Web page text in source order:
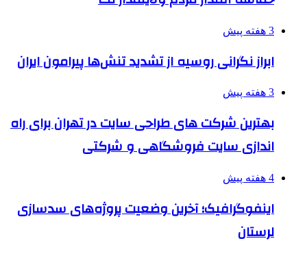
3 هفته پیش
ابراز نگرانی روسیه از تشدید تنش‌ها پیرامون ایران
3 هفته پیش
بهترین شرکت های طراحی سایت در تهران برای راه
اندازی سایت فروشگاهی و شرکتی
4 هفته پیش
اینفوگرافیک؛ آخرین وضعیت پروژه‌های سدسازی
لرستان